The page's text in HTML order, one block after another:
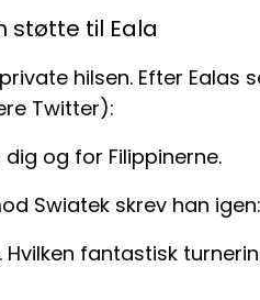
støtte til Eala
hilsen. Efter Ealas
Twitter):
og for Filippinerne.
Swiatek skrev han igen:
fantastisk